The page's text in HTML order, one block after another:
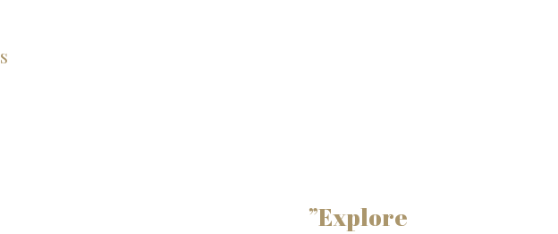
”Explore